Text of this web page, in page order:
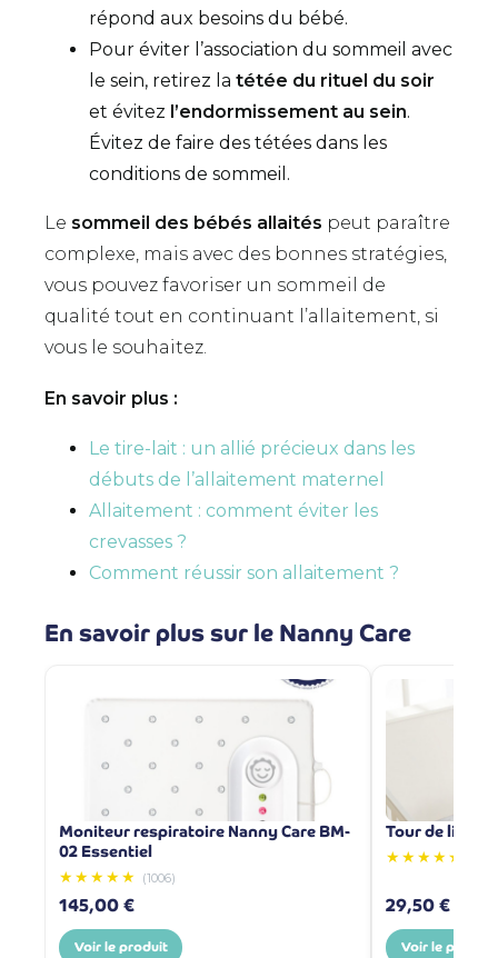
répond aux besoins du bébé.
Pour éviter l’association du sommeil avec
le sein, retirez la tétée du rituel du soir
et évitez l’endormissement au sein.
Évitez de faire des tétées dans les
conditions de sommeil.
Le sommeil des bébés allaités peut paraître
complexe, mais avec des bonnes stratégies,
vous pouvez favoriser un sommeil de
qualité tout en continuant l’allaitement, si
vous le souhaitez.
En savoir plus :
Le tire-lait : un allié précieux dans les
débuts de l’allaitement maternel
Allaitement : comment éviter les
crevasses ?
Comment réussir son allaitement ?
En savoir plus sur le Nanny Care
Moniteur respiratoire Nanny Care BM-
02 Essentiel
★★★★★ (1006)
145,00 €
Voir le produit
Tour de lit
★★★★★
29,50 €
Voir le produit